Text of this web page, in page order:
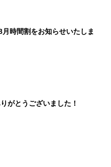
時間割をお知らせいたしま
がとうございました！